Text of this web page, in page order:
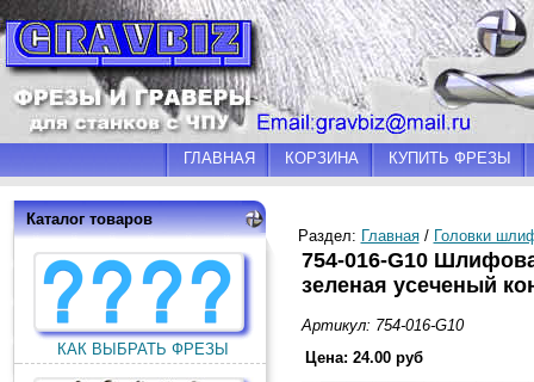
ГЛАВНАЯ КОРЗИНА КУПИТЬ ФРЕЗЫ
Каталог товаров
КАК ВЫБРАТЬ ФРЕЗЫ
Раздел: Главная/ Головки
754-016-G10
зеленая усеченый
Артикул: 754-016-G10
Цена: 24.00 руб